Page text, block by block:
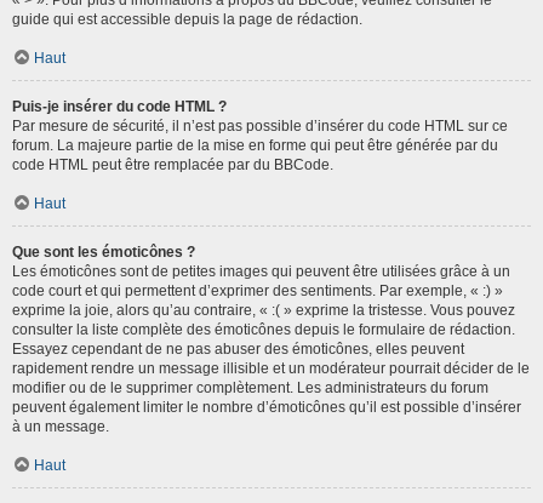
guide qui est accessible depuis la page de rédaction.
Haut
Puis-je insérer du code HTML ?
Par mesure de sécurité, il n’est pas possible d’insérer du code HTML sur ce
forum. La majeure partie de la mise en forme qui peut être générée par du
code HTML peut être remplacée par du BBCode.
Haut
Que sont les émoticônes ?
Les émoticônes sont de petites images qui peuvent être utilisées grâce à un
code court et qui permettent d’exprimer des sentiments. Par exemple, « :) »
exprime la joie, alors qu’au contraire, « :( » exprime la tristesse. Vous pouvez
consulter la liste complète des émoticônes depuis le formulaire de rédaction.
Essayez cependant de ne pas abuser des émoticônes, elles peuvent
rapidement rendre un message illisible et un modérateur pourrait décider de le
modifier ou de le supprimer complètement. Les administrateurs du forum
peuvent également limiter le nombre d’émoticônes qu’il est possible d’insérer
à un message.
Haut